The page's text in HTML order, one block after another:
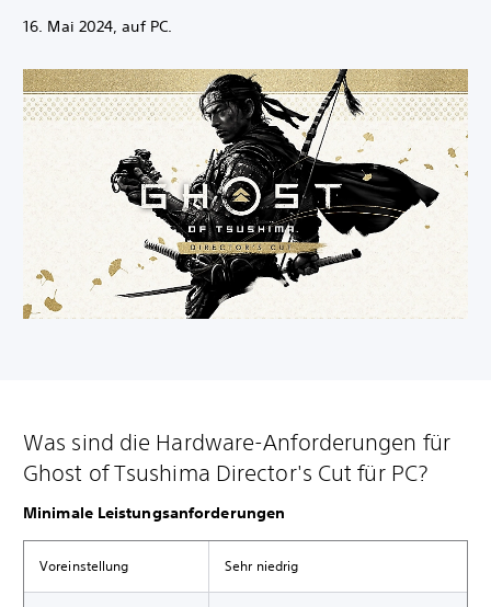
16. Mai 2024, auf PC.
Was sind die Hardware-Anforderungen für
Ghost of Tsushima Director's Cut für PC?
Minimale Leistungsanforderungen
Voreinstellung Sehr niedrig